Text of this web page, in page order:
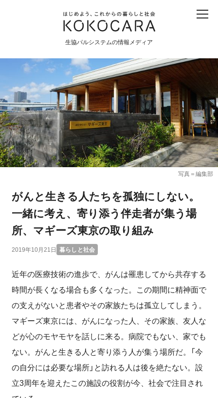
生協パルシステムの情報メディア
産直 食育 食べる 震災
食と農
暮らしと社会
環境と平和
生協の宅配パルシステム
写真＝編集部
がんと生きる人たちを孤独にしない。
一緒に考え、寄り添う伴走者が集う場
所、マギーズ東京の取り組み
2019年10月21日 暮らしと社会
近年の医療技術の進歩で、がんは罹患してから共存する
時間が長くなる場合も多くなった。この期間に精神面で
の支えがないと患者やその家族たちは孤立してしまう。
マギーズ東京には、がんになった人、その家族、友人な
どが心のモヤモヤを話しに来る。病院でもない、家でも
ない。がんと生きる人と寄り添う人が集う場所だ。「今
の自分には必要な場所」と訪れる人は後を絶たない。設
立3周年を迎えたこの施設の役割が今、社会で注目され